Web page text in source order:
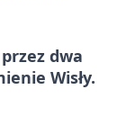
przez dwa
Wisły.